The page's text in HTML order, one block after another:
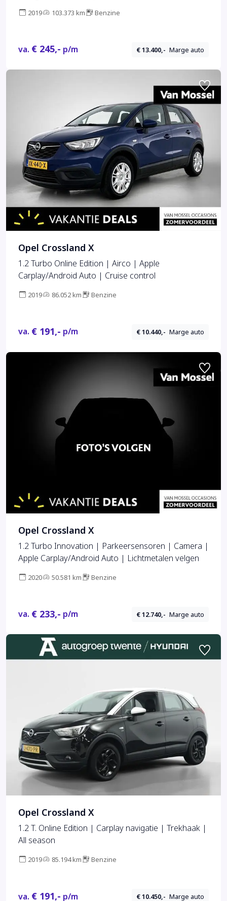
2019 103.373 km Benzine
va. € 245,- p/m € 13.400,- Marge auto
Opel Crossland X
1.2 Turbo Online Edition | Airco | Apple
Carplay/Android Auto | Cruise control
2019 86.052 km Benzine
va. € 191,- p/m € 10.440,- Marge auto
Opel Crossland X
1.2 Turbo Innovation | Parkeersensoren | Camera |
Apple Carplay/Android Auto | Lichtmetalen velgen
2020 50.581 km Benzine
va. € 233,- p/m € 12.740,- Marge auto
Opel Crossland X
1.2 T. Online Edition | Carplay navigatie | Trekhaak |
All season
2019 85.194 km Benzine
va. € 191,- p/m € 10.450,- Marge auto